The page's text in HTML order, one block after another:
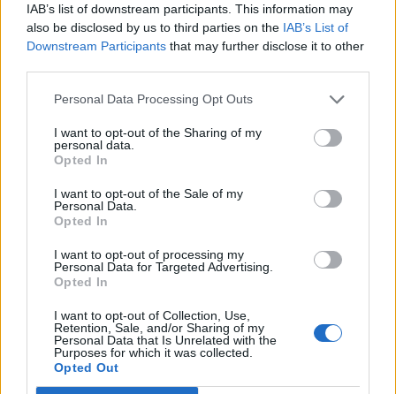
IAB’s list of downstream participants. This information may
also be disclosed by us to third parties on the IAB’s List of
Downstream Participants that may further disclose it to other
Personal Data Processing Opt Outs
I want to opt-out of the Sharing of my
personal data.
Opted In
I want to opt-out of the Sale of my
Personal Data.
Opted In
I want to opt-out of processing my
Personal Data for Targeted Advertising.
Opted In
I want to opt-out of Collection, Use,
Retention, Sale, and/or Sharing of my
Personal Data that Is Unrelated with the
Purposes for which it was collected.
Opted Out
Imre Hilda
Oktatás és nevelés területén dolgozom, de minden
mögé és közben keresem az embert, a nőt a jól legyártott álarcok
mögött. Néha meséket is írok, de gyakrabban novellákat,
cikkeket és apró vicces történeteket.
KAPCSOLÓDÓ CIKKEK
Minka 14. rész
Minka 13. rész